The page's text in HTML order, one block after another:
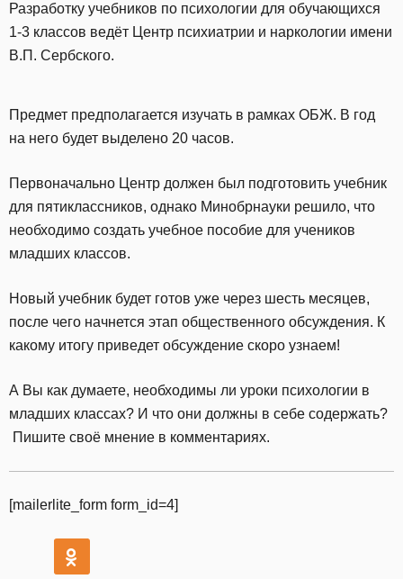
Разработку учебников по психологии для обучающихся
1-3 классов ведёт Центр психиатрии и наркологии имени
В.П. Сербского.
Предмет предполагается изучать в рамках ОБЖ. В год
на него будет выделено 20 часов.
Первоначально Центр должен был подготовить учебник
для пятиклассников, однако Минобрнауки решило, что
необходимо создать учебное пособие для учеников
младших классов.
Новый учебник будет готов уже через шесть месяцев,
после чего начнется этап общественного обсуждения. К
какому итогу приведет обсуждение скоро узнаем!
А Вы как думаете, необходимы ли уроки психологии в
младших классах? И что они должны в себе содержать?
Пишите своё мнение в комментариях.
[mailerlite_form form_id=4]